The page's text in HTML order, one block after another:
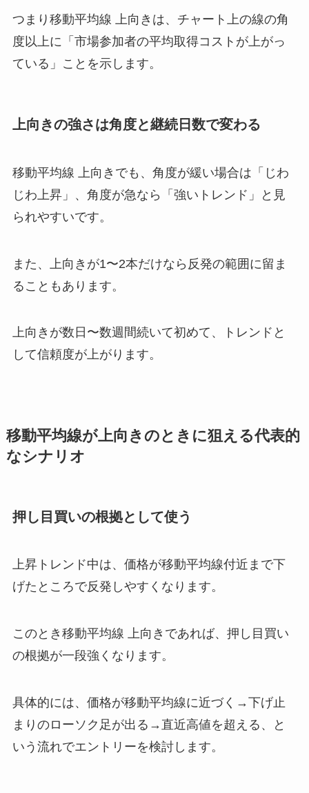
つまり移動平均線 上向きは、チャート上の線の角
度以上に「市場参加者の平均取得コストが上がっ
ている」ことを示します。
上向きの強さは角度と継続日数で変わる
移動平均線 上向きでも、角度が緩い場合は「じわ
じわ上昇」、角度が急なら「強いトレンド」と見
られやすいです。
また、上向きが1〜2本だけなら反発の範囲に留ま
ることもあります。
上向きが数日〜数週間続いて初めて、トレンドと
して信頼度が上がります。
移動平均線が上向きのときに狙える代表的
なシナリオ
押し目買いの根拠として使う
上昇トレンド中は、価格が移動平均線付近まで下
げたところで反発しやすくなります。
このとき移動平均線 上向きであれば、押し目買い
の根拠が一段強くなります。
具体的には、価格が移動平均線に近づく→下げ止
まりのローソク足が出る→直近高値を超える、と
いう流れでエントリーを検討します。